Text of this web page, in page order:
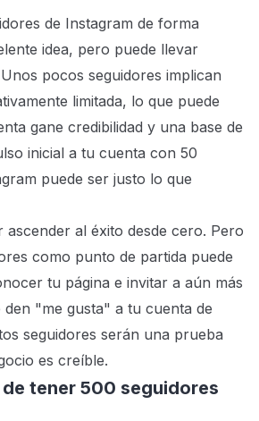
de Instagram de forma
idea, pero puede llevar
pocos seguidores implican
limitada, lo que puede
gane credibilidad y una base de
inicial a tu cuenta con 50
puede ser justo lo que
ascender al éxito desde cero. Pero
como punto de partida puede
tu página e invitar a aún más
den "me gusta" a tu cuenta de
seguidores serán una prueba
es creíble.
tener 500 seguidores